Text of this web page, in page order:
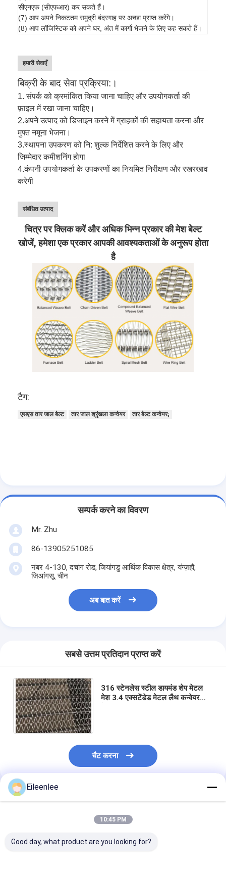
सीएनएफ (सीएफआर) कर सकते हैं।
(7) आप अपने निकटतम समुद्री बंदरगाह पर अच्छा प्राप्त करेंगे।
(8) आप लॉजिस्टिक को अपने घर, अंत में कार्गो भेजने के लिए कह सकते हैं।
हमारी सेवाएँ
बिक्री के बाद सेवा प्रक्रिया:।
1. संपर्क को क्रमांकित किया जाना चाहिए और उपयोगकर्ता की
फ़ाइल में रखा जाना चाहिए।
2.अपने उत्पाद को डिजाइन करने में ग्राहकों की सहायता करना और
मुफ्त नमूना भेजना।
3.स्थापना उपकरण को नि: शुल्क निर्देशित करने के लिए और
जिम्मेदार कमीशनिंग होगा
4.कंपनी उपयोगकर्ता के उपकरणों का नियमित निरीक्षण और रखरखाव
करेगी
संबंधित उत्पाद
चित्र पर क्लिक करें और अधिक भिन्न प्रकार की मेश बेल्ट
खोजें, हमेशा एक प्रकार आपकी आवश्यकताओं के अनुरूप होता
है
टैग:
एसएस तार जाल बेल्ट तार जाल श्रृंखला कन्वेयर तार बेल्ट कन्वेयर;
सम्पर्क करने का विवरण
Mr. Zhu
86-13905251085
नंबर 4-130, दचांग रोड, जियांगडु आर्थिक विकास क्षेत्र, यंग्ज़हौ,
जिआंगसू, चीन
अब बात करें
सबसे उत्तम प्रतिदान प्राप्त करें
316 स्टेनलेस स्टील डायमंड शेप मेटल
मेश 3.4 एक्सटेंडेड मेटल लैथ कन्वेयर
चैट करना
अनुशंसित उत्पाद
Eileenlee
10:45 PM
Good day, what product are you looking for?